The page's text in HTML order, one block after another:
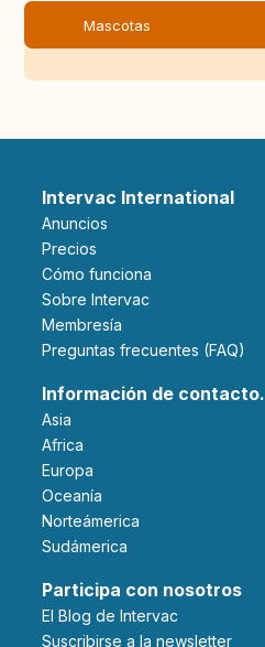
Mascotas
Intervac International
Anuncios
Precios
Cómo funciona
Sobre Intervac
Membresía
Preguntas frecuentes (FAQ)
Información de contacto.
Asia
Africa
Europa
Oceanía
Norteámerica
Sudámerica
Participa con nosotros
El Blog de Intervac
Suscribirse a la newsletter